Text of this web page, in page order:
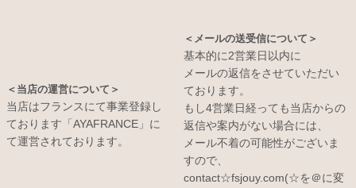
＜当店の運営について＞
当店はフランスにて事業登録し
ております「AYAFRANCE」に
て運営されております。
＜メールの送受信について＞
基本的に2営業日以内に
メールの返信をさせていただい
ております。
もし4営業日経っても当店からの
返信や案内がない場合には、
メール不着の可能性がございま
すので、
contact☆fsjouy.com(☆を＠に変